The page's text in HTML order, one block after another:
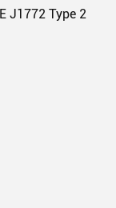
J1772 Type 2